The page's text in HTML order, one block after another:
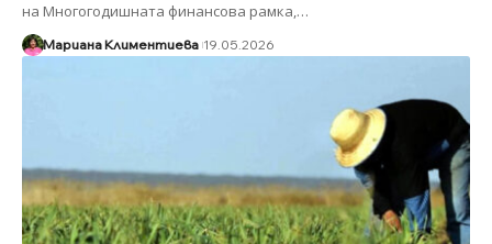
на Многогодишната финансова рамка,…
Мариана Климентиева 19.05.2026